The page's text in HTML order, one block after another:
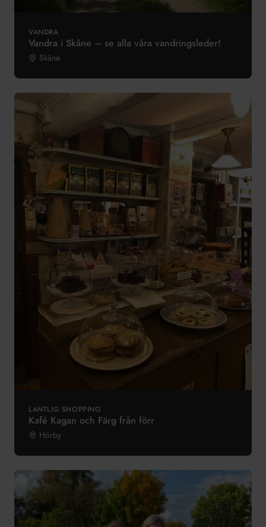
VANDRA
Vandra i Skåne – se alla våra vandringsleder!
Skåne
LANTLIG SHOPPING
Kafé Kagan och Färg från förr
Hörby